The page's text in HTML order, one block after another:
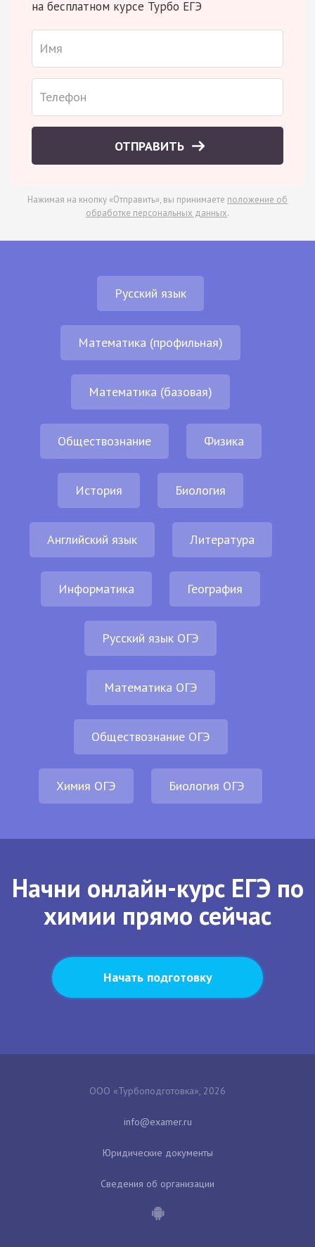
на бесплатном курсе Турбо ЕГЭ
ОТПРАВИТЬ
Нажимая на кнопку «Отправить», вы принимаете положение об
обработке персональных данных.
Русский язык
Математика (профильная)
Математика (базовая)
Обществознание Физика
История Биология
Английский язык Литература
Информатика География
Русский язык ОГЭ
Математика ОГЭ
Обществознание ОГЭ
Химия ОГЭ Биология ОГЭ
Начни онлайн-курс ЕГЭ по
химии прямо сейчас
Начать подготовку
ООО «Турбоподготовка», 2026
Юридические документы
Сведения об организации